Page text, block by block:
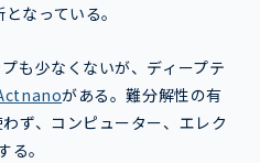
なっている。
も少なくないが、ディープテ
がある。難分解性の有
ず、コンピューター、エレク
。